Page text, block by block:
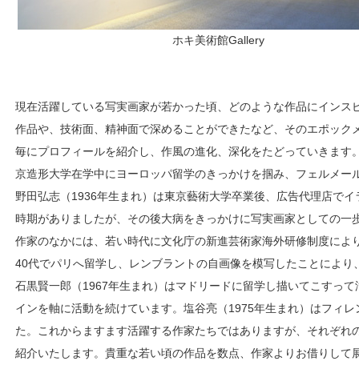
ホキ美術館Gallery
現在活躍している写実画家が若かった頃、どのような作品にイン
作品や、技術面、精神面で深めることができたなど、そのエポッ
毎にプロフィールを紹介し、作風の進化、深化をたどっていきま
京造形大学在学中にヨーロッパ留学のきっかけを掴み、フェルメ
野田弘志（1936年生まれ）は東京藝術大学卒業後、広告代理店で
時期がありましたが、その後大病をきっかけに写実画家としての一
作家のなかには、若い時代に文化庁の新進芸術家海外研修制度に
40代でパリへ留学し、レンブラントの自画像を模写したことによ
石黒賢一郎（1967年生まれ）はマドリードに留学し描いてこすっ
インを軸に活動を続けています。塩谷亮（1975年生まれ）はフィ
た。これからますます活躍する作家たちではありますが、それぞ
紹介いたします。貴重な若い頃の作品を数点、作家よりお借りして